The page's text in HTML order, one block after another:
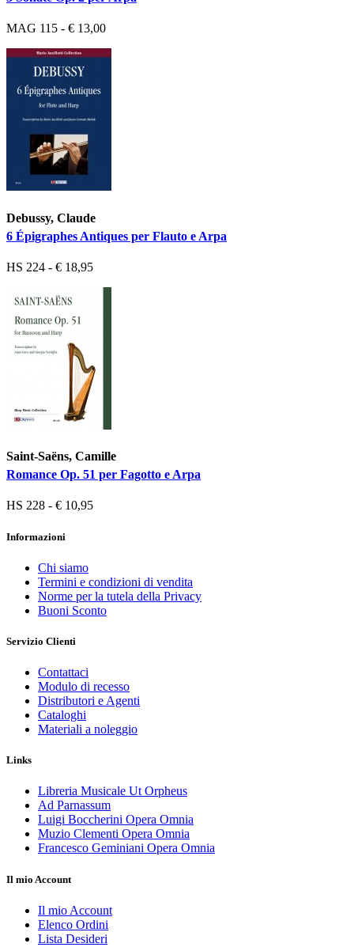
MAG 115 - € 13,00
Debussy, Claude
6 Épigraphes Antiques per Flauto e Arpa
HS 224 - € 18,95
Saint-Saëns, Camille
Romance Op. 51 per Fagotto e Arpa
HS 228 - € 10,95
Informazioni
Chi siamo
Termini e condizioni di vendita
Norme per la tutela della Privacy
Buoni Sconto
Servizio Clienti
Contattaci
Modulo di recesso
Distributori e Agenti
Cataloghi
Materiali a noleggio
Links
Libreria Musicale Ut Orpheus
Ad Parnassum
Luigi Boccherini Opera Omnia
Muzio Clementi Opera Omnia
Francesco Geminiani Opera Omnia
Il mio Account
Il mio Account
Elenco Ordini
Lista Desideri